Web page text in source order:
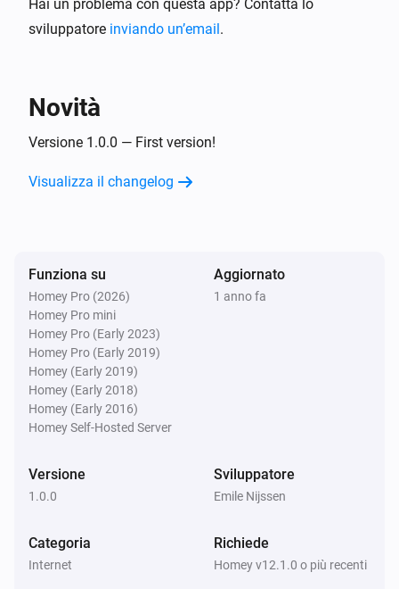
Hai un problema con questa app? Contatta lo
sviluppatore inviando un’email.
Novità
Versione 1.0.0 — First version!
Visualizza il changelog
Funziona su
Homey Pro (2026)
Homey Pro mini
Homey Pro (Early 2023)
Homey Pro (Early 2019)
Homey (Early 2019)
Homey (Early 2018)
Homey (Early 2016)
Homey Self-Hosted Server
Aggiornato
1 anno fa
Versione
1.0.0
Sviluppatore
Emile Nijssen
Categoria
Internet
Richiede
Homey v12.1.0 o più recenti